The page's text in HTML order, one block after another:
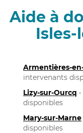
Aide à
Isles-
Armentières-
intervenants
Lizy-sur-Ourcq
disponibles
Mary-sur-Marne
disponibles